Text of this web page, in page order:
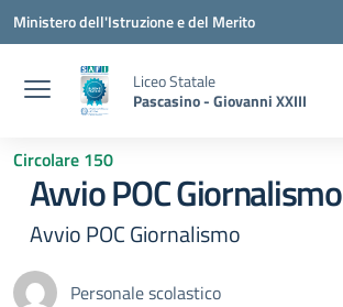
Vai ai contenuti
Vai al menu di navigazione
Vai al footer
Ministero dell'Istruzione e del Merito
Liceo Statale
Pascasino - Giovanni XXIII
Circolare 150
Avvio POC Giornalismo
Avvio POC Giornalismo
Personale scolastico